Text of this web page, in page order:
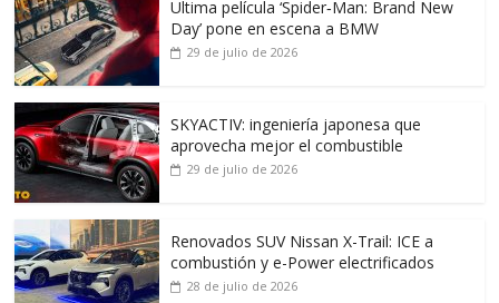
Ultima película ‘Spider‑Man: Brand New
Day’ pone en escena a BMW
29 de julio de 2026
SKYACTIV: ingeniería japonesa que
aprovecha mejor el combustible
29 de julio de 2026
Renovados SUV Nissan X-Trail: ICE a
combustión y e-Power electrificados
28 de julio de 2026